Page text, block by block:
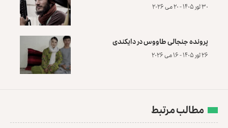
۳۰ ثور ۱۴۰۵ - ۲۰ می ۲۰۲۶
پرونده‌ جنجالی طاووس در دایکندی
۲۶ ثور ۱۴۰۵ - ۱۶ می ۲۰۲۶
مطالب مرتبط